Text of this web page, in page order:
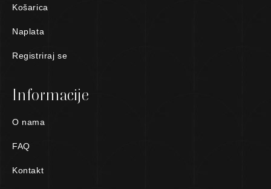
Košarica
Naplata
Registriraj se
Informacije
O nama
FAQ
Kontakt